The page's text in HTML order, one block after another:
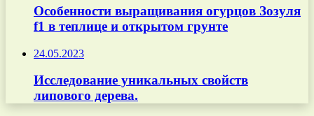
Особенности выращивания огурцов Зозуля
f1 в теплице и открытом грунте
24.05.2023
Исследование уникальных свойств
липового дерева.